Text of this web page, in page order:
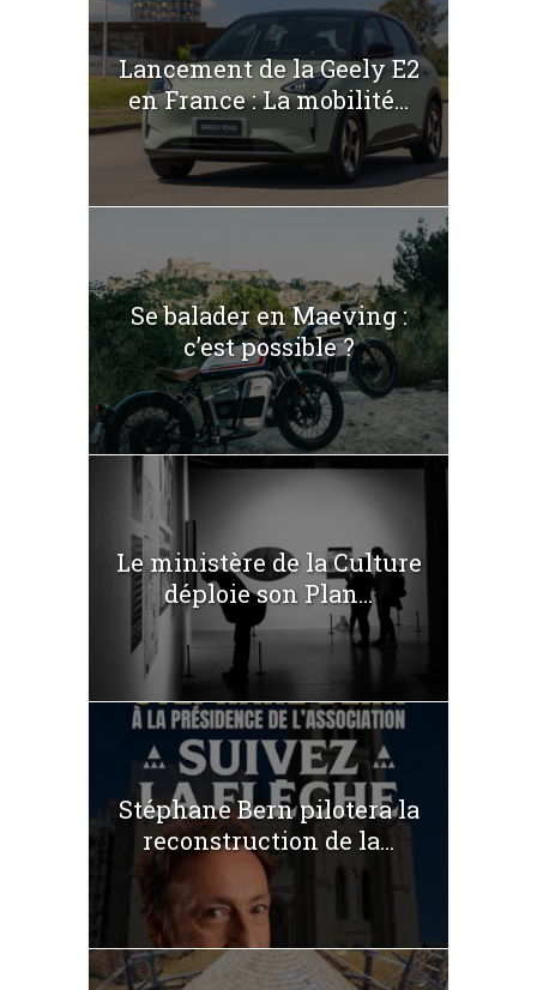
Lancement de la Geely E2
en France : La mobilité...
Se balader en Maeving :
c’est possible ?
Le ministère de la Culture
déploie son Plan...
Stéphane Bern pilotera la
reconstruction de la...